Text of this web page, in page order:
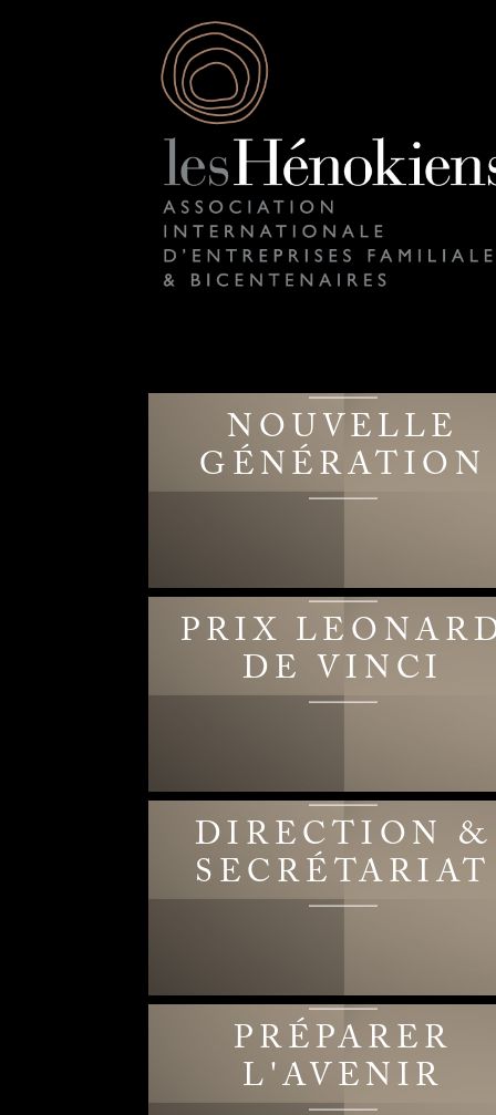
NOUVELLE
GÉNÉRATION
PRIX
DE VINCI
DIRECTION &
SECRÉTARIAT
PRÉPARER
L'AVENIR